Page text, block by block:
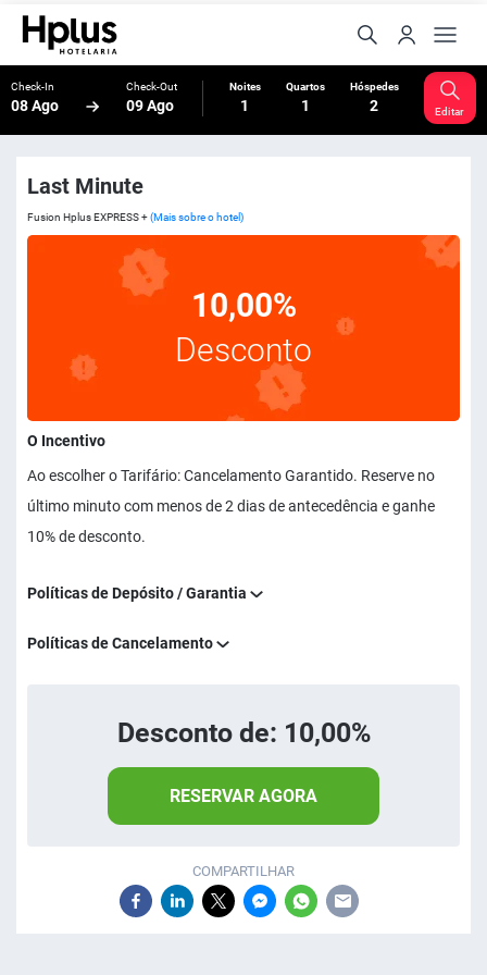
Check-In
08 Ago
Check-Out
09 Ago
Noites
1
Quartos
1
Hóspedes
2 Editar
Last Minute
Fusion Hplus EXPRESS +(Mais sobre o hotel)
10,00%
Desconto
O Incentivo
Ao escolher o Tarifário: Cancelamento Garantido. Reserve no
último minuto com menos de 2 dias de antecedência e ganhe
10% de desconto.
Políticas de Depósito / Garantia
Políticas de Cancelamento
Desconto de: 10,00%
RESERVAR AGORA
COMPARTILHAR